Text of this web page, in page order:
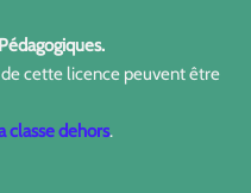
cette licence peuvent être
classe dehors.